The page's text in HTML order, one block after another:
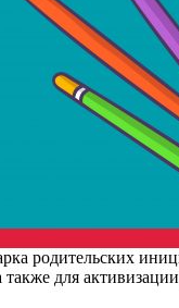
родительских
для активизации